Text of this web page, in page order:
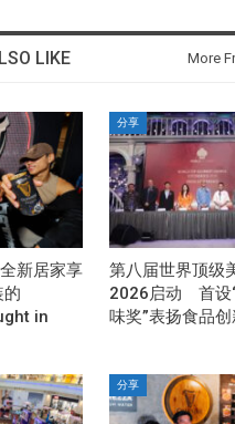
LIKE More
新居家享
的
in
分享
第八届世界顶级
2026启动 首设
味奖”表扬食品
分享